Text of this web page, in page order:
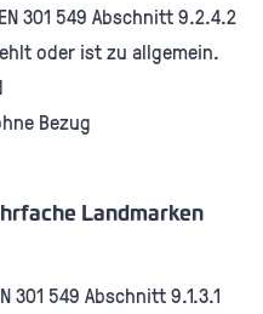
301 549 Abschnitt 9.2.4.2
oder ist zu allgemein.
Bezug
Landmarken
301 549 Abschnitt 9.1.3.1